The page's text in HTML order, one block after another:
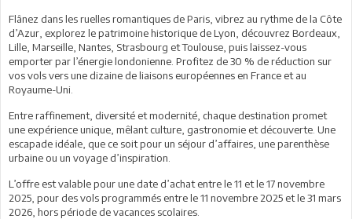
Flânez dans les ruelles romantiques de Paris, vibrez au rythme de la Côte
d’Azur, explorez le patrimoine historique de Lyon, découvrez Bordeaux,
Lille, Marseille, Nantes, Strasbourg et Toulouse, puis laissez-vous
emporter par l’énergie londonienne. Profitez de 30 % de réduction sur
vos vols vers une dizaine de liaisons européennes en France et au
Royaume-Uni.
Entre raffinement, diversité et modernité, chaque destination promet
une expérience unique, mêlant culture, gastronomie et découverte. Une
escapade idéale, que ce soit pour un séjour d’affaires, une parenthèse
urbaine ou un voyage d’inspiration.
L’offre est valable pour une date d’achat entre le 11 et le 17 novembre
2025, pour des vols programmés entre le 11 novembre 2025 et le 31 mars
2026, hors période de vacances scolaires.